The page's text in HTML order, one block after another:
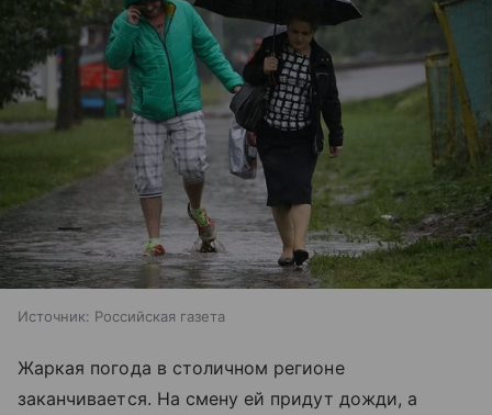
Источник: Российская газета
Жаркая погода в столичном регионе
заканчивается. На смену ей придут дожди, а